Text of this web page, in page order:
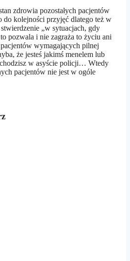
zdrowia pozostałych pacjentów
do kolejności przyjęć dlatego też w
stwierdzenie „w sytuacjach, gdy
pozwala i nie zagraża to życiu ani
wymagających pilnej
że jesteś jakimś menelem lub
w asyście policji… Wtedy
pacjentów nie jest w ogóle